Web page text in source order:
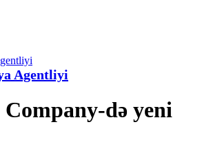
Agentliyi
də yeni